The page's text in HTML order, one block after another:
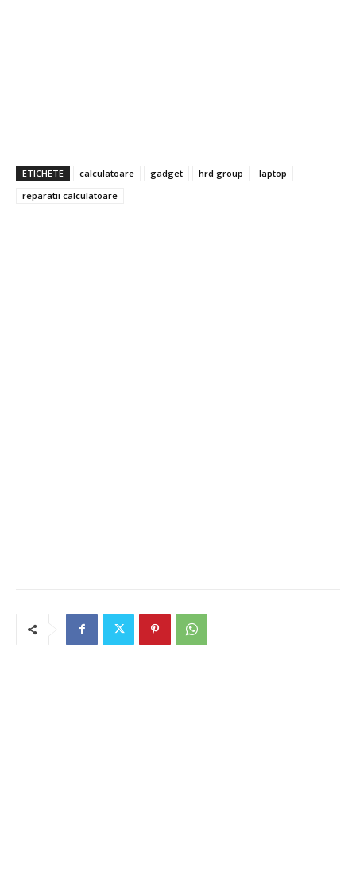
ETICHETE calculatoare gadget hrd group
laptop
reparatii calculatoare